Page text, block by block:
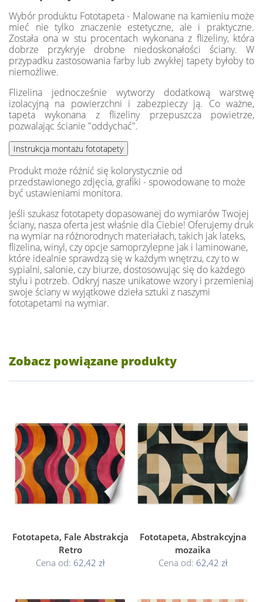
Wybór produktu Fototapeta - Malowane na kamieniu może
mieć nie tylko znaczenie estetyczne, ale i praktyczne.
Została ona w stu procentach wykonana z flizeliny, która
dobrze przykryje drobne niedoskonałości ściany. W
przypadku zastosowania farby lub zwykłej tapety byłoby to
niemożliwe.
Flizelina jednocześnie wytworzy dodatkową warstwę
izolacyjną na powierzchni i zabezpieczy ją. Co ważne,
tapeta wykonana z flizeliny przepuszcza powietrze,
pozwalając ścianie "oddychać".
Produkt może różnić się kolorystycznie od
przedstawionego zdjęcia, grafiki - spowodowane to może
być ustawieniami monitora.
Jeśli szukasz fototapety dopasowanej do wymiarów Twojej
ściany, nasza oferta jest właśnie dla Ciebie! Oferujemy druk
na wymiar na różnorodnych materiałach, takich jak lateks,
flizelina, winyl, czy opcje samoprzylepne jak i laminowane,
które idealnie sprawdzą się w każdym wnętrzu, czy to w
sypialni, salonie, czy biurze, dostosowując się do każdego
stylu i potrzeb. Odkryj nasze unikatowe wzory i przemieniaj
swoje ściany w wyjątkowe dzieła sztuki z naszymi
fototapetami na wymiar.
Zobacz powiązane produkty
Fototapeta, Fale Abstrakcja
Retro
Cena od: 62,42 zł
Fototapeta, Abstrakcyjna
mozaika
Cena od: 62,42 zł